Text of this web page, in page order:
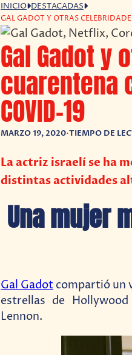
INICIO DESTACADAS
GAL GADOT Y OTRAS
Gal Gadot y
cuarentena
COVID-19
MARZO 19, 2020•TIEMPO DE
La actriz israelí se ha
distintas actividades
Una mujer
Gal Gadot compartió un
estrellas de
Lennon.